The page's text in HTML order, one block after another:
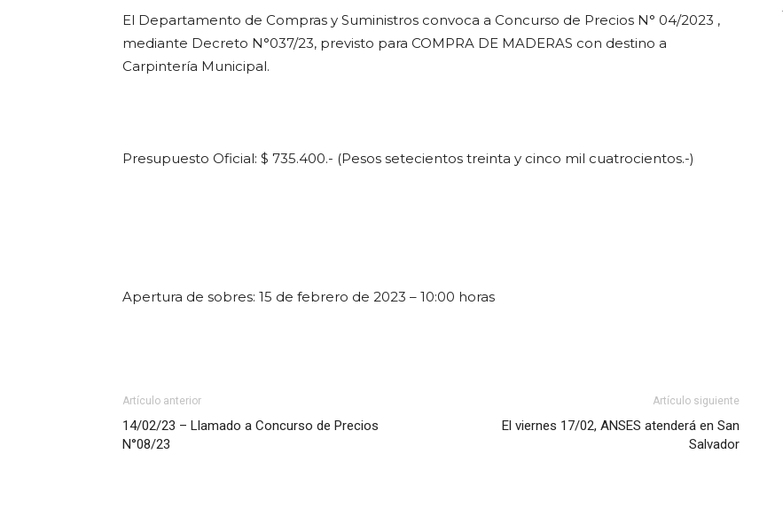
El Departamento de Compras y Suministros convoca a Concurso de Precios N° 04/2023 ,
mediante Decreto N°037/23, previsto para COMPRA DE MADERAS con destino a
Carpintería Municipal.
Presupuesto Oficial: $ 735.400.- (Pesos setecientos treinta y cinco mil cuatrocientos.-)
Apertura de sobres: 15 de febrero de 2023 – 10:00 horas
Artículo anterior
14/02/23 – Llamado a Concurso de Precios
N°08/23
Artículo siguiente
El viernes 17/02, ANSES atenderá en San
Salvador